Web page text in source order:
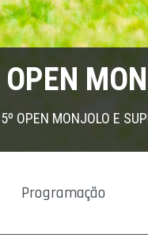
OPEN
5º OPEN MONJOLO E
Programação